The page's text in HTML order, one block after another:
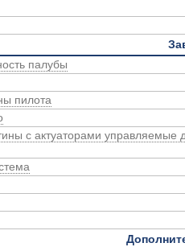
палубы
пилота
с актуаторами управляемые